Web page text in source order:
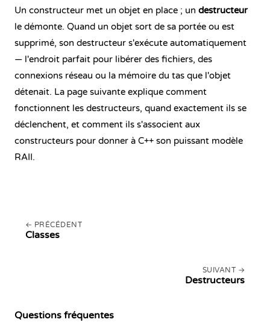
Un constructeur met un objet en place ; un destructeur
le démonte. Quand un objet sort de sa portée ou est
supprimé, son destructeur s'exécute automatiquement
— l'endroit parfait pour libérer des fichiers, des
connexions réseau ou la mémoire du tas que l'objet
détenait. La page suivante explique comment
fonctionnent les destructeurs, quand exactement ils se
déclenchent, et comment ils s'associent aux
constructeurs pour donner à C++ son puissant modèle
RAII.
PRÉCÉDENT
Classes
SUIVANT
Destructeurs
Questions fréquentes